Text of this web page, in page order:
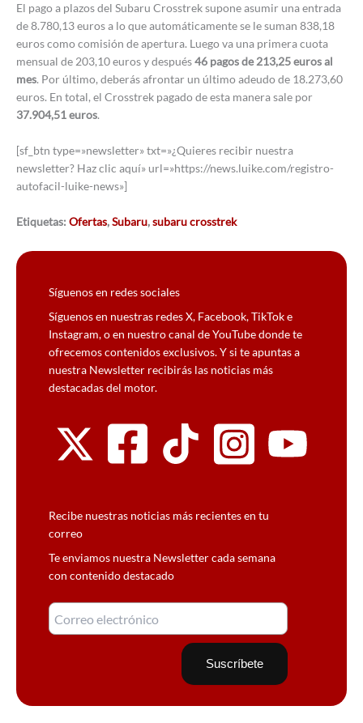
El pago a plazos del Subaru Crosstrek supone asumir una entrada
de 8.780,13 euros a lo que automáticamente se le suman 838,18
euros como comisión de apertura. Luego va una primera cuota
mensual de 203,10 euros y después46 pagos de 213,25 euros al
mes. Por último, deberás afrontar un último adeudo de 18.273,60
euros. En total, el Crosstrek pagado de esta manera sale por
37.904,51 euros.
[sf_btn type=»newsletter» txt=»¿Quieres recibir nuestra
newsletter? Haz clic aquí» url=»https://news.luike.com/registro-
autofacil-luike-news»]
Etiquetas: Ofertas,Subaru,subaru crosstrek
Síguenos en redes sociales
Síguenos en nuestras redes X, Facebook, TikTok e
Instagram, o en nuestro canal de YouTube donde te
ofrecemos contenidos exclusivos. Y si te apuntas a
nuestra Newsletter recibirás las noticias más
destacadas del motor.
Recibe nuestras noticias más recientes en tu
correo
Te enviamos nuestra Newsletter cada semana
con contenido destacado